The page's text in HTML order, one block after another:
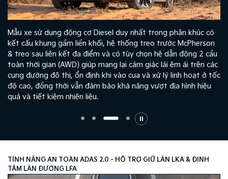
Mẫu xe sử dụng động cơ Diesel duy nhất trong phân khúc có
kết cấu khung gầm liền khối, hệ thống treo trước McPherson
& treo sau liên kết đa điểm và có tùy chọn hệ dẫn động 2 cầu
toàn thời gian (AWD) giúp mang lại cảm giác lái êm ái trên các
cung đường đô thị, ổn định khi vào cua và xử lý linh hoạt ở tốc
độ cao, đồng thời vẫn đảm bảo khả năng vượt địa hình hiệu
quả và tiết kiệm nhiên liệu.
TÍNH NĂNG AN TOÀN ADAS 2.0​ - HỖ TRỢ GIỮ LÀN LKA & ĐỊNH
TÂM LÀN ĐƯỜNG LFA